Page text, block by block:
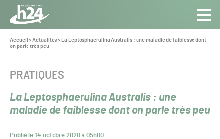
Panneau de gestion des cookies
Aller au contenu
Toute
l’info
du Gazon
Vous
êtes
Accueil >Actualités>
La Leptosphaerulina Australis : une maladie de faiblesse dont
on parle très peu
La Leptosphaerulina Australis : une
maladie de faiblesse dont on parle très peu
Publié le 14 octobre 2020 à 05h00
CATÉGORIE :
PRATIQUES